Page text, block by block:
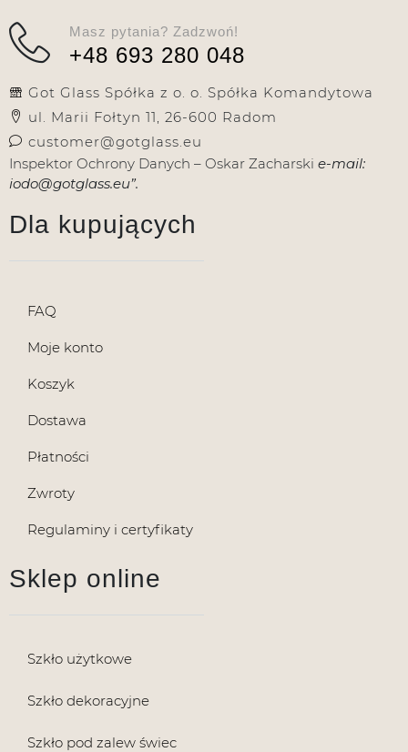
Masz pytania? Zadzwoń!
+48 693 280 048
Got Glass Spółka z o. o. Spółka Komandytowa
ul. Marii Fołtyn 11, 26-600 Radom
customer@gotglass.eu
Inspektor Ochrony Danych – Oskar Zacharski e-mail:
iodo@gotglass.eu”.
Dla kupujących
FAQ
Moje konto
Koszyk
Dostawa
Płatności
Zwroty
Regulaminy i certyfikaty
Sklep online
Szkło użytkowe
Szkło dekoracyjne
Szkło pod zalew świec